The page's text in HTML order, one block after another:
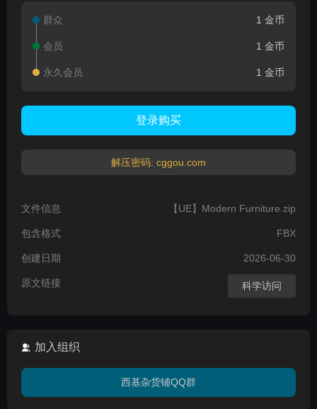
群众 1 金币
会员 1 金币
永久会员 1 金币
登录购买
解压密码: cggou.com
文件信息 【UE】Modern Furniture.zip
包含格式 FBX
创建日期 2026-06-30
原文链接 科学访问
加入组织
西基杂货铺QQ群